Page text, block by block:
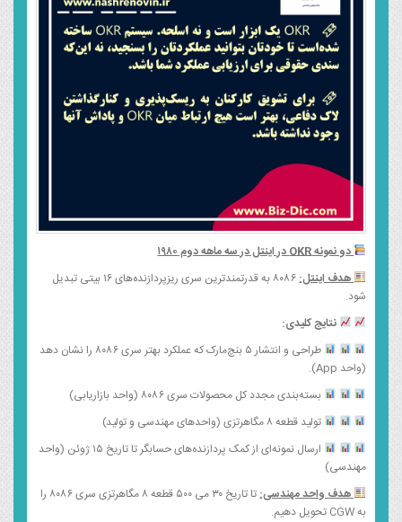
دو نمونهOKRدر اینتل در سه ماهه دوم ۱۹۸۰
هدف اینتل:
۸۰۸۶ به قدرتمندترین سری ریزپردازنده‌های ۱۶ بیتی تبدیل
شود.
نتایج کلیدی:
طراحی و انتشار ۵ بنچ‌مارک که عملکرد بهتر سری ۸۰۸۶ را نشان دهد
(واحد App).
بسته‌بندی مجدد کل محصولات سری ۸۰۸۶ (واحد بازاریابی)
تولید قطعه ۸ مگاهرتزی (واحدهای مهندسی و تولید)
ارسال نمونه‌ای از کمک پردازنده‌های حسابگر تا تاریخ ۱۵ ژوئن (واحد
مهندسی)
هدف واحد مهندسی:
تا تاریخ ۳۰ می ۵۰۰ قطعه ۸ مگاهرتزی سری ۸۰۸۶ را
به CGW تحویل دهیم.